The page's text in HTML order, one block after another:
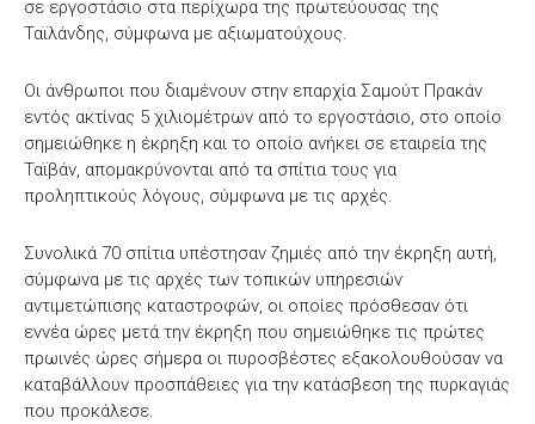
σε εργοστάσιο στα περίχωρα της πρωτεύουσας της
Ταϊλάνδης, σύμφωνα με αξιωματούχους.
Οι άνθρωποι που διαμένουν στην επαρχία Σαμούτ Πρακάν
εντός ακτίνας 5 χιλιομέτρων από το εργοστάσιο, στο οποίο
σημειώθηκε η έκρηξη και το οποίο ανήκει σε εταιρεία της
Ταϊβάν, απομακρύνονται από τα σπίτια τους για
προληπτικούς λόγους, σύμφωνα με τις αρχές.
Συνολικά 70 σπίτια υπέστησαν ζημιές από την έκρηξη αυτή,
σύμφωνα με τις αρχές των τοπικών υπηρεσιών
αντιμετώπισης καταστροφών, οι οποίες πρόσθεσαν ότι
εννέα ώρες μετά την έκρηξη που σημειώθηκε τις πρώτες
πρωινές ώρες σήμερα οι πυροσβέστες εξακολουθούσαν να
καταβάλλουν προσπάθειες για την κατάσβεση της πυρκαγιάς
που προκάλεσε.